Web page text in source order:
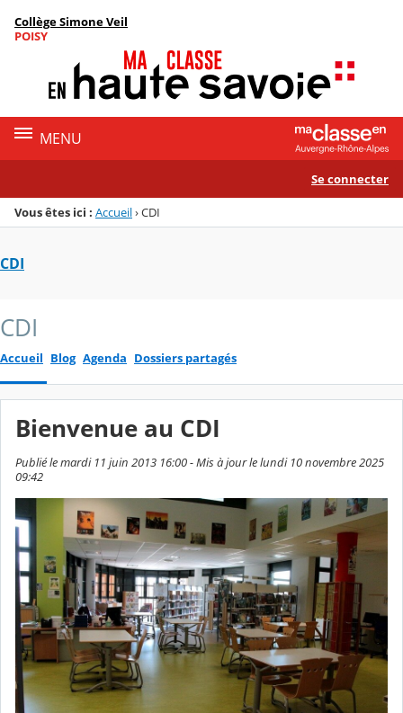
Menu de la rubrique
Contenu
Collège Simone Veil
POISY
MENU
Se connecter
Vous êtes ici : Accueil›CDI
CDI
CDI
Accueil Blog Agenda Dossiers partagés
Bienvenue au CDI
Publié le mardi 11 juin 2013 16:00 - Mis à jour le lundi 10 novembre 2025
09:42